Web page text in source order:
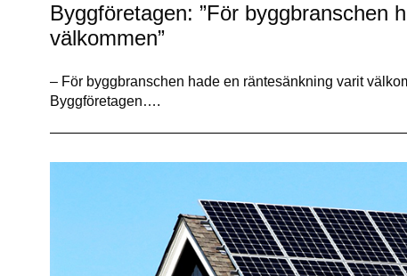
Byggföretagen: ”För byggbranschen
välkommen”
– För byggbranschen hade en räntesänkning varit
Byggföretagen….